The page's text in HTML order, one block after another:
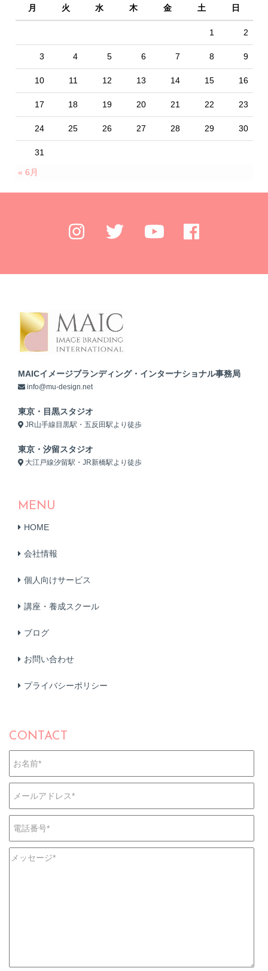
月 火 水 木 金 土 日
1 2
3 4 5 6 7 8 9
10 11 12 13 14 15 16
17 18 19 20 21 22 23
24 25 26 27 28 29 30
31
« 6月
MAICイメージブランディング・インターナショナル事務局
info@mu-design.net
東京・目黒スタジオ
JR山手線目黒駅・五反田駅より徒歩
東京・汐留スタジオ
大江戸線汐留駅・JR新橋駅より徒歩
MENU
HOME
会社情報
個人向けサービス
講座・養成スクール
ブログ
お問い合わせ
プライバシーポリシー
CONTACT